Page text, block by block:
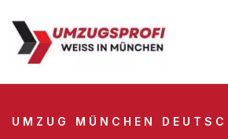
UMZUG MÜNCHEN